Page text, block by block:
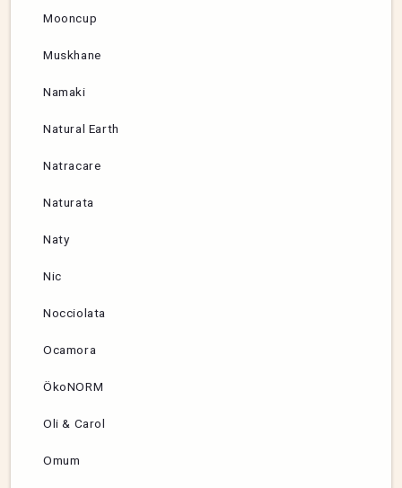
Mooncup
Muskhane
Namaki
Natural Earth
Natracare
Naturata
Naty
Nic
Nocciolata
Ocamora
ÖkoNORM
Oli & Carol
Omum